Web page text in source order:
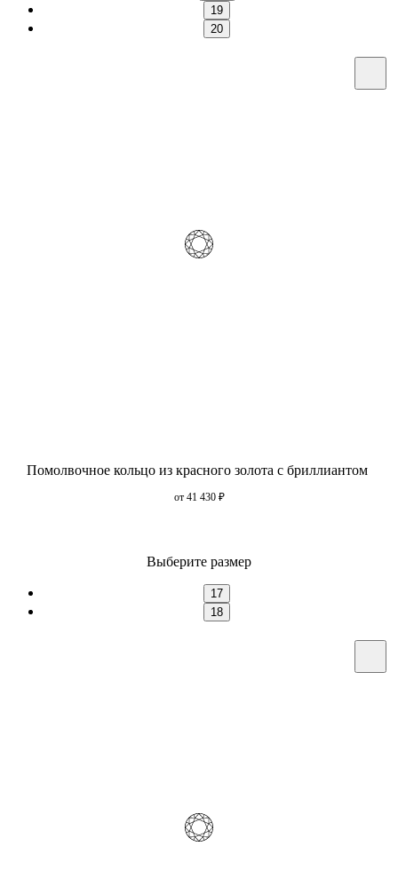
19
20
Помолвочное кольцо из красного золота с бриллиантом
от 41 430 ₽
Выберите размер
17
18